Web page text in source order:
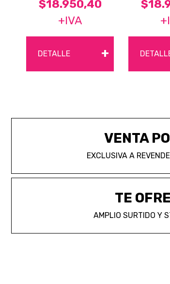
$18.950,40
+IVA
DETALLE +
VENTA
EXCLUSIVA A
TE
AMPLIO SURTIDO Y